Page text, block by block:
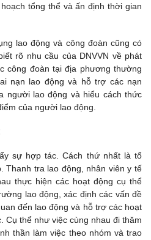
tổng thể và ấn định thời gian
lao động và công đoàn cũng có
rõ nhu cầu của DNVVN về phát
công đoàn tại địa phương thường
nạn lao động và hỗ trợ các nạn
người lao động và hiểu cách thức
của người lao động.
sự hợp tác. Cách thứ nhất là tổ
Thanh tra lao động, nhân viên y tế
thực hiện các hoạt động cụ thể
lao động, xác định các vấn đề
đến lao động và hỗ trợ các hoạt
Cụ thể như việc cùng nhau đi thăm
thần làm việc theo nhóm và trao